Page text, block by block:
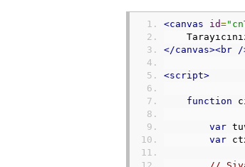
<canvas id=
</canvas><br
/
<script>
function
var
var